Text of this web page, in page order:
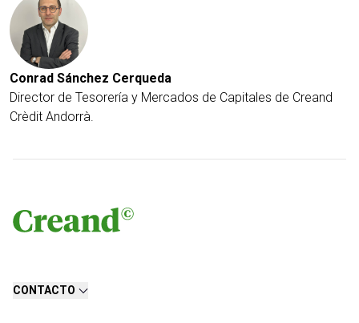
Conrad Sánchez Cerqueda
Director de Tesorería y Mercados de Capitales de Creand
Crèdit Andorrà.
CONTACTO